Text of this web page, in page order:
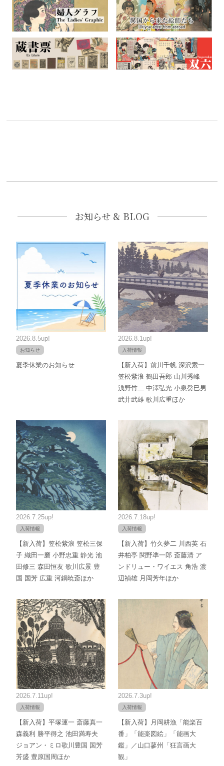
お知らせ & BLOG
2026.8.5up!
お知らせ
夏季休業のお知らせ
2026.8.1up!
入荷情報
【新入荷】前川千帆 深沢索一
笠松紫浪 鶴田吾郎 山川秀峰
浅野竹二 中澤弘光 小泉癸巳男
武井武雄 歌川広重ほか
2026.7.25up!
入荷情報
【新入荷】笠松紫浪 笠松三保
子 織田一磨 小野忠重 静光 池
田修三 森田恒友 歌川広景 豊
国 国芳 広重 河鍋暁斎ほか
2026.7.18up!
入荷情報
【新入荷】竹久夢二 川西英 石
井柏亭 関野凖一郎 斎藤清 ア
ンドリュー・ワイエス 角浩 渡
辺禎雄 月岡芳年ほか
2026.7.11up!
入荷情報
【新入荷】平塚運一 斎藤真一
森義利 勝平得之 池田満寿夫
ジョアン・ミロ歌川豊国 国芳
芳盛 豊原国周ほか
2026.7.3up!
入荷情報
【新入荷】月岡耕漁「能楽百
番」「能楽図絵」「能画大
鑑」／山口蓼州「狂言画大
観」